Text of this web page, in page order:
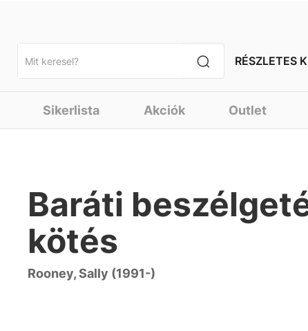
RÉSZLETES
Sikerlista Akciók Outlet
Baráti
kötés
Rooney, Sally (1991-)